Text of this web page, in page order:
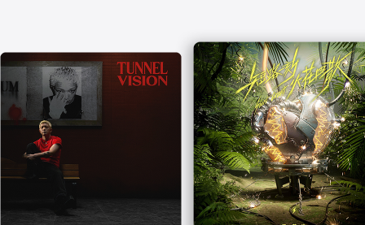
口
中
打
开)